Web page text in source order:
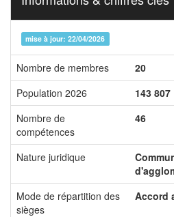
mise à jour: 22/04/2026
Nombre de membres 20
Population 2026
143 807
Nombre de
compétences
46
Nature juridique
Mode de répartition des
sièges
Accord